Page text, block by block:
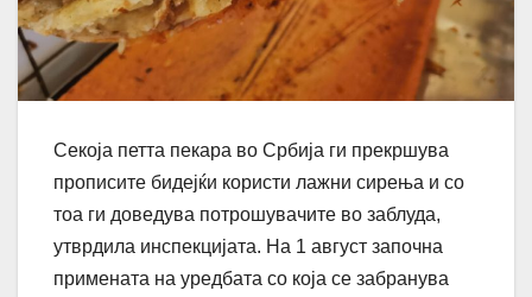
Секоја петта пекара во Србија ги прекршува
прописите бидејќи користи лажни сирења и со
тоа ги доведува потрошувачите во заблуда,
утврдила инспекцијата. На 1 август започна
примената на уредбата со која се забранува